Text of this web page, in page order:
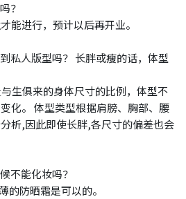
？
能进行，预计以后再开业。
私人版型吗？ 长胖或瘦的话，体型
生俱来的身体尺寸的比例，体型不
化。 体型类型根据肩膀、胸部、腰
析,因此即使长胖,各尺寸的偏差也会
不能化妆吗？
的防晒霜是可以的。